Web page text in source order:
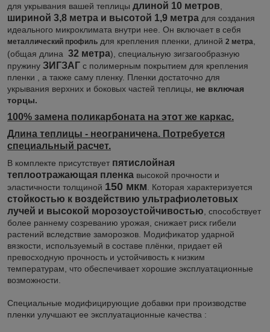
для укрывания вашей теплицы длиной 10 метров,
шириной 3,8 метра и высотой 1,9 метра для создания
идеального микроклимата внутри нее. Он включает в себя
металлический профиль для крепления пленки, длиной 2 метра,
(общая длина 32 метра), специальную зигзагообразную
пружину ЗИГЗАГ с полимерным покрытием для крепления
пленки , а также саму пленку. Пленки достаточно для
укрывания верхних и боковых частей теплицы, не включая
торцы.
100% замена поликарбоната на этот же каркас.
Длина теплицы - неограничена. Потребуется
специальный расчет.
В комплекте присутствует пятислойная
теплоотражающая пленка высокой прочности и
эластичности толщиной 150 мкм. Которая характеризуется
стойкостью к воздействию ультрафиолетовых
лучей и высокой морозоустойчивостью, способствует
более раннему созреванию урожая, снижает риск гибели
растений вследствие заморозков. Модификатор ударной
вязкости, используемый в составе плёнки, придает ей
превосходную прочность и устойчивость к низким
температурам, что обеспечивает хорошие эксплуатационные
возможности.
Специальные модифицирующие добавки при производстве
пленки улучшают ее эксплуатационные качества :